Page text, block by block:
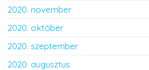
2020. november
2020. október
2020. szeptember
2020. augusztus